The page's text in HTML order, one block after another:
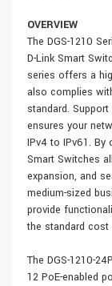
OVERVIEW
The DGS-1210
D-Link Smart
series offers a
also complies
standard.
ensures your
IPv4 to IPv61. By
Smart Switches
expansion, and
medium-sized
provide
the standard
The DGS-1210-
12 PoE-enabled